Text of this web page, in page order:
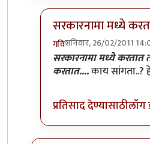
सरकारनामा मध्ये
गविशनिवार, 26/02/2011
In reply toकोदा,
सरकारनामा मध्ये
करतात....काय सांगता..? हे
प्रतिसाद देण्यासाठीलॉग